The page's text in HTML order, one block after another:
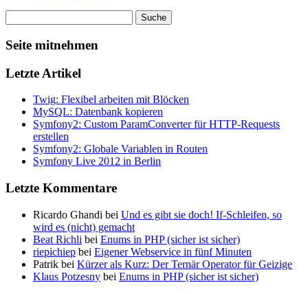
Seite mitnehmen
Letzte Artikel
Twig: Flexibel arbeiten mit Blöcken
MySQL: Datenbank kopieren
Symfony2: Custom ParamConverter für HTTP-Requests
erstellen
Symfony2: Globale Variablen in Routen
Symfony Live 2012 in Berlin
Letzte Kommentare
Ricardo Ghandi bei Und es gibt sie doch! If-Schleifen, so
wird es (nicht) gemacht
Beat Richli bei Enums in PHP (sicher ist sicher)
riepichiep bei Eigener Webservice in fünf Minuten
Patrik bei Kürzer als Kurz: Der Ternär Operator für Geizige
Klaus Potzesny bei Enums in PHP (sicher ist sicher)